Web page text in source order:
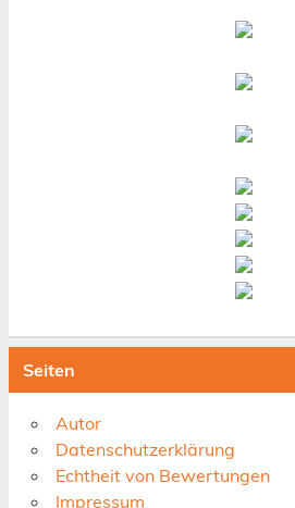
Seiten
Autor
Datenschutzerklärung
Echtheit von Bewertungen
Impressum